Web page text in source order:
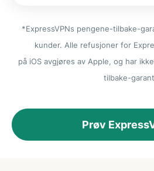
*ExpressVPNs pengene-tilbake-
kunder. Alle refusjoner for
på iOS avgjøres av Apple, og har
tilbake-
Prøv